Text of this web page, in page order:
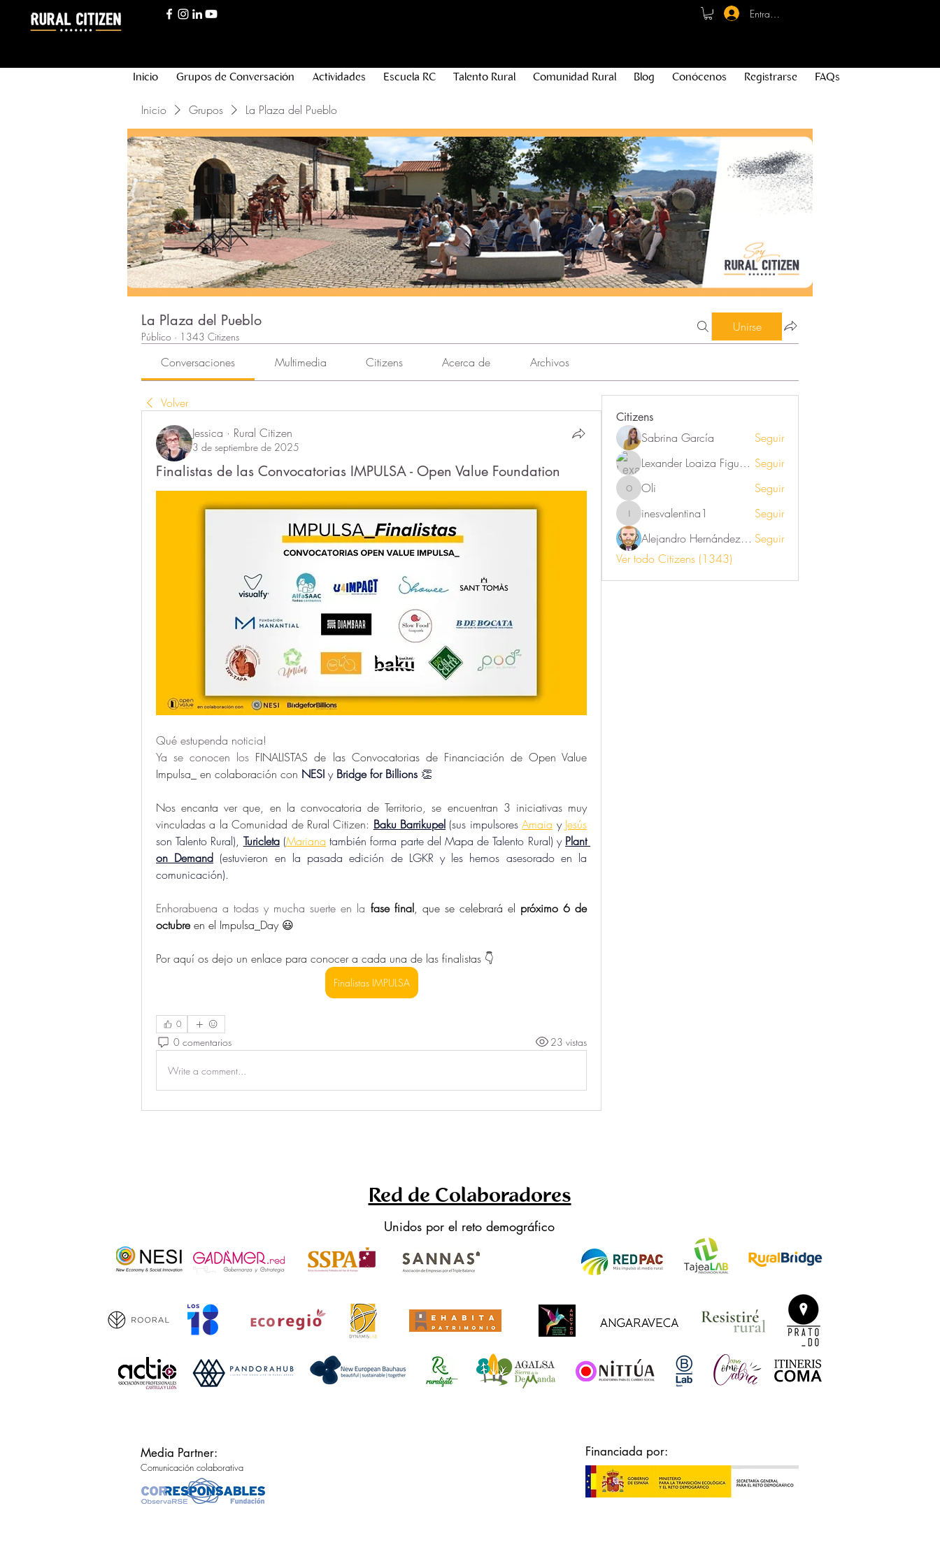
Entrar - Registro
Inicio Grupos de Conversación Actividades Escuela RC Talento Rural Comunidad Rural Blog Conócenos Registrarse FAQs
Inicio Grupos La Plaza del Pueblo
La Plaza del Pueblo
Público · 1343 Citizens
Unirse
Conversaciones Multimedia Citizens Acerca de Archivos
Volver
Jessica · Rural Citizen
3 de septiembre de 2025
Finalistas de las Convocatorias IMPULSA - Open Value Foundation
Qué estupenda noticia!
Ya se conocen los FINALISTAS de las Convocatorias de Financiación de Open Value
Impulsa_ en colaboración con NESI y Bridge for Billions 👏
Nos encanta ver que, en la convocatoria de Territorio, se encuentran 3 iniciativas muy
vinculadas a la Comunidad de Rural Citizen: Baku Barrikupel (sus impulsores Amaia y Jesús
son Talento Rural), Turicleta (Mariana también forma parte del Mapa de Talento Rural) y Plant
on Demand (estuvieron en la pasada edición de LGKR y les hemos asesorado en la
comunicación).
Enhorabuena a todas y mucha suerte en la fase final, que se celebrará el próximo 6 de
octubre en el Impulsa_Day 😃
Por aquí os dejo un enlace para conocer a cada una de las finalistas 👇
Finalistas IMPULSA
0
0 comentarios 23 vistas
Write a comment...
Citizens
Sabrina García
Seguir
Lexander Loaiza Figueroa Seguir
Oli Oli Seguir
inesvalentina1
inesvalentina1
Seguir
Alejandro Hernández Renner Seguir
Ver todo Citizens (1343)
Red de Colaboradores
Unidos por el reto demográfico
Media Partner:
Comunicación colaborativa
Financiada por: